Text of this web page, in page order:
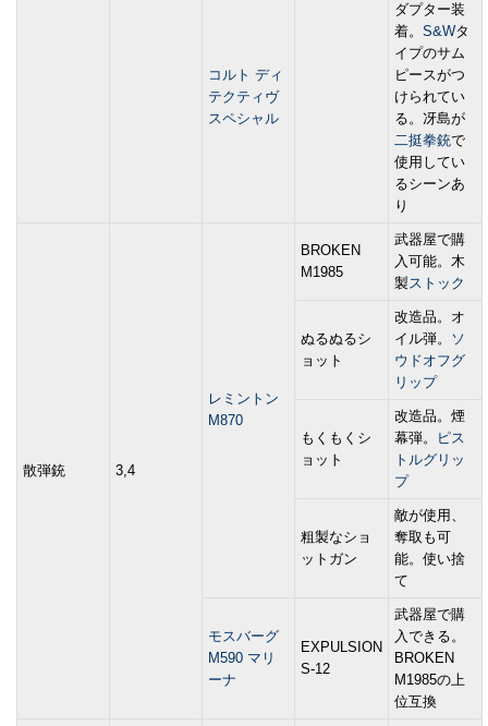
コルト ディ
テクティヴ
スペシャル
ダプター装
着。 S&Wタ
イプのサム
ピースがつ
けられてい
る。冴島が
二挺拳銃で
使用してい
るシーンあ
り
散弾銃 3,4
レミントン
M870
BROKEN
M1985
武器屋で購
入可能。木
製ストック
ぬるぬるシ
ョット
改造品。オ
イル弾。
ソ
ウドオフグ
リップ
もくもくシ
ョット
改造品。煙
幕弾。
ピス
トルグリッ
プ
粗製なショ
ットガン
敵が使用、
奪取も可
能。使い捨
て
モスバーグ
M590 マリ
ーナ
EXPULSION
S-12
武器屋で購
入できる。
BROKEN
M1985の上
位互換